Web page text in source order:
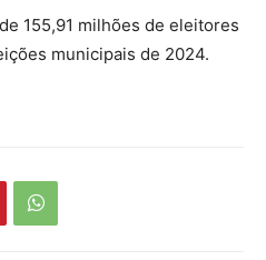
155,91 milhões de eleitores
municipais de 2024.